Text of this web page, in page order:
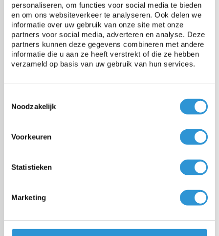
personaliseren, om functies voor social media te bieden
en om ons websiteverkeer te analyseren. Ook delen we
informatie over uw gebruik van onze site met onze
partners voor social media, adverteren en analyse. Deze
partners kunnen deze gegevens combineren met andere
informatie die u aan ze heeft verstrekt of die ze hebben
verzameld op basis van uw gebruik van hun services.
Noodzakelijk
Voorkeuren
Statistieken
Marketing
De #1 in dekzeilen
Onze specialisten helpen je graag
verder
Vraag advies
Categorieën
Doek van de rol